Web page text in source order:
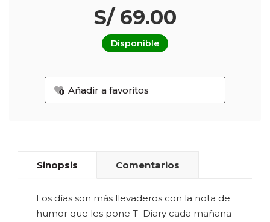
S/ 69.00
Disponible
Añadir a favoritos
Sinopsis Comentarios
Los días son más llevaderos con la nota de
humor que les pone T_Diary cada mañana